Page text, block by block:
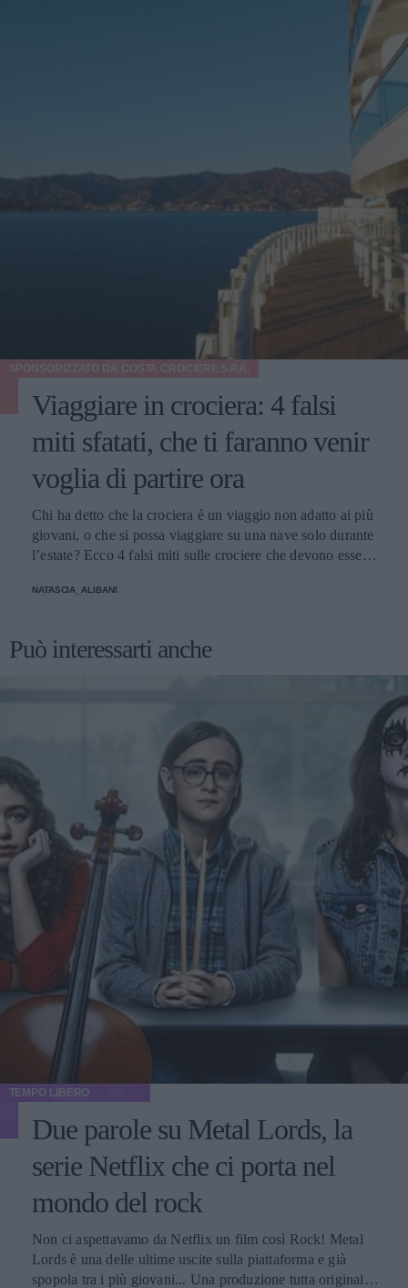
Viaggiare in crociera: 4 falsi
miti sfatati, che ti faranno venir
voglia di partire ora
Chi ha detto che la crociera è un viaggio non adatto ai più
giovani, o che si possa viaggiare su una nave solo durante
l’estate? Ecco 4 falsi miti sulle crociere che devono essere
SPONSORIZZATO DA COSTA CROCIERE S.P.A.
NATASCIA_ALIBANI
Può interessarti anche
TEMPO LIBERO
Due parole su Metal Lords, la
serie Netflix che ci porta nel
mondo del rock
Non ci aspettavamo da Netflix un film così Rock! Metal
Lords è una delle ultime uscite sulla piattaforma e già
spopola tra i più giovani... Una produzione tutta originale,